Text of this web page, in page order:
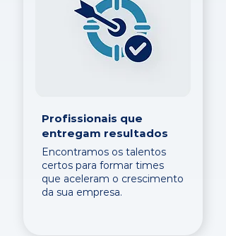
Profissionais que
entregam resultados
Encontramos os talentos
certos para formar times
que aceleram o crescimento
da sua empresa.